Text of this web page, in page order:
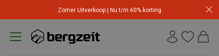
Zomer Uitverkoop | Nu t/m 60% korting